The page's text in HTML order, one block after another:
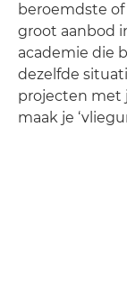
beroemdste
groot aanbod
academie die
dezelfde
projecten met
maak je